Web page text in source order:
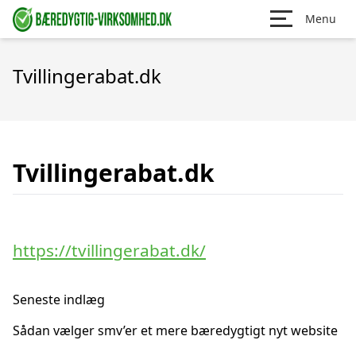
Menu
Tvillingerabat.dk
Tvillingerabat.dk
https://tvillingerabat.dk/
Seneste indlæg
Sådan vælger smv’er et mere bæredygtigt nyt website